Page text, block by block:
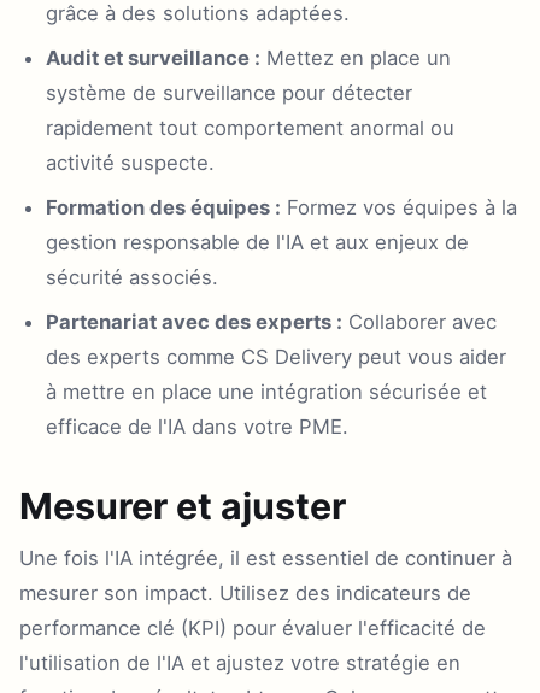
grâce à des solutions adaptées.
Audit et surveillance : Mettez en place un
système de surveillance pour détecter
rapidement tout comportement anormal ou
activité suspecte.
Formation des équipes : Formez vos équipes à la
gestion responsable de l'IA et aux enjeux de
sécurité associés.
Partenariat avec des experts : Collaborer avec
des experts comme CS Delivery peut vous aider
à mettre en place une intégration sécurisée et
efficace de l'IA dans votre PME.
Mesurer et ajuster
Une fois l'IA intégrée, il est essentiel de continuer à
mesurer son impact. Utilisez des indicateurs de
performance clé (KPI) pour évaluer l'efficacité de
l'utilisation de l'IA et ajustez votre stratégie en